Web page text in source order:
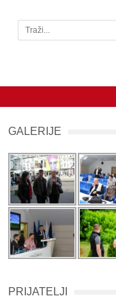
GALERIJE
PRIJATELJI